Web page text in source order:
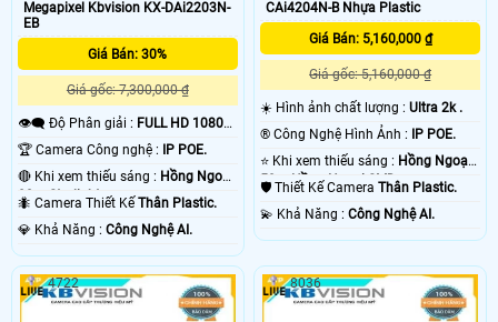
Megapixel Kbvision KX-DAi2203N-
EB
Giá Bán: 30%
Giá gốc: 7,300,000 ₫
👁️‍🗨 Độ Phân giải : FULL HD 1080P
.
🏆 Camera Công nghệ :
IP POE.
🔴 Khi xem thiếu sáng : Hồng Ngoại
80m Starlight.
🐜 Camera Thiết Kế Thân Plastic.
️💎 Khả Năng : Công Nghệ AI.
CAi4204N-B Nhựa Plastic
Giá Bán: 5,160,000 ₫
Giá gốc: 5,160,000 ₫
☀️ Hình ảnh chất lượng :Ultra 2k .
®️ Công Nghệ Hình Ảnh :
IP POE.
⭐ Khi xem thiếu sáng : Hồng Ngoại
50m Hồng Ngoại SMD.
🛡 Thiết Kế CameraThân Plastic.
️💫 Khả Năng :Công Nghệ AI.
4722 8036